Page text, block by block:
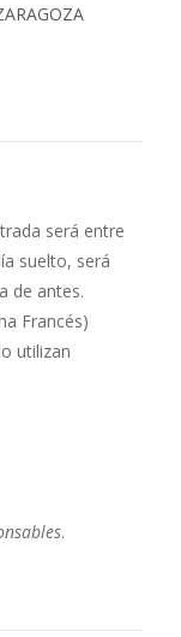
será entre
suelto, será
de antes.
Francés)
utilizan
.